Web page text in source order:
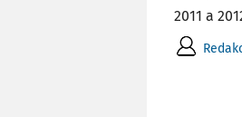
2011 a